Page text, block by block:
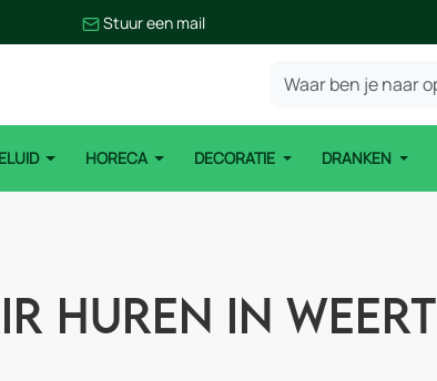
Stuur een mail
HORECA DECORATIE DRANKEN
huren in Weert